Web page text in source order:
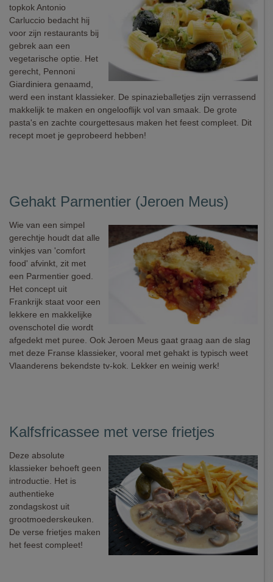
topkok Antonio
Carluccio bedacht hij
voor zijn restaurants bij
gebrek aan een
vegetarische optie. Het
gerecht, Pennoni
Giardiniera genaamd,
werd een instant klassieker. De spinazieballetjes zijn verrassend
makkelijk te maken en ongelooflijk vol van smaak. De grote
pasta's en zachte courgettesaus maken het feest compleet. Dit
recept moet je geprobeerd hebben!
Gehakt Parmentier (Jeroen Meus)
Wie van een simpel
gerechtje houdt dat alle
vinkjes van 'comfort
food' afvinkt, zit met
een Parmentier goed.
Het concept uit
Frankrijk staat voor een
lekkere en makkelijke
ovenschotel die wordt
afgedekt met puree. Ook Jeroen Meus gaat graag aan de slag
met deze Franse klassieker, vooral met gehakt is typisch weet
Vlaanderens bekendste tv-kok. Lekker en weinig werk!
Kalfsfricassee met verse frietjes
Deze absolute
klassieker behoeft geen
introductie. Het is
authentieke
zondagskost uit
grootmoederskeuken.
De verse frietjes maken
het feest compleet!